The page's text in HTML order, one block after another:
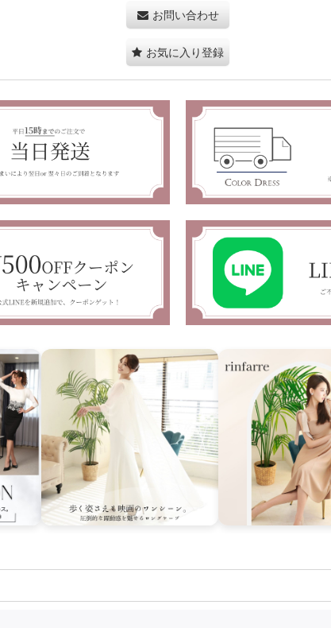
お問い合わせ
お気に入り登録